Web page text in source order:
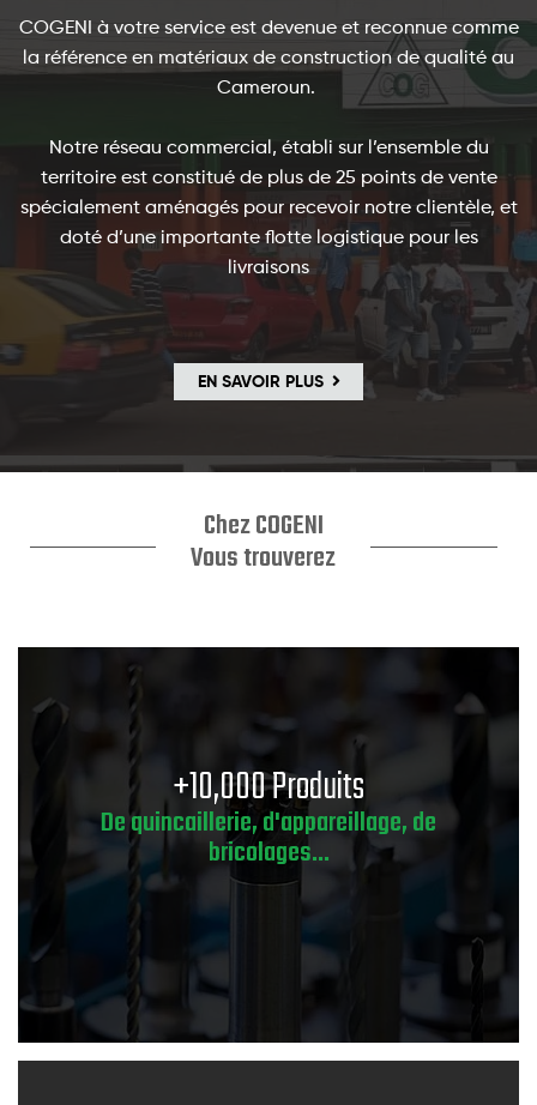
COGENI à votre service est devenue et reconnue comme
la référence en matériaux de construction de qualité au
Cameroun.
Notre réseau commercial, établi sur l’ensemble du
territoire est constitué de plus de 25 points de vente
spécialement aménagés pour recevoir notre clientèle, et
doté d’une importante flotte logistique pour les
livraisons
EN SAVOIR PLUS
Chez COGENI
Vous trouverez
+10,000 Produits
De quincaillerie, d'appareillage, de
bricolages...